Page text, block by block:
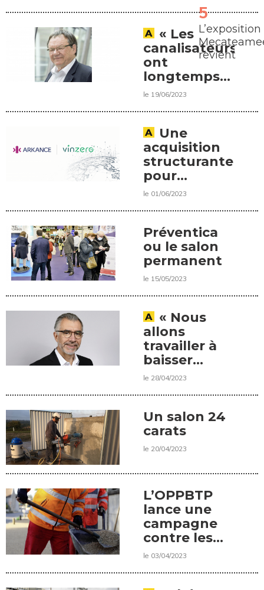
« Les
canalisateurs
ont
longtemps
prêché dans
Rampa,
président
des
Canalisateurs
le 19/06/2023
Une
acquisition
structurante
pour
Monnoyeur
le 01/06/2023
Préventica
ou le salon
permanent
le 15/05/2023
« Nous
allons
travailler à
baisser
l’empreinte
chantiers »,
Didier
Deschanel,
délégué de
Sogea
Environnement
le 28/04/2023
Un salon 24
carats
le 20/04/2023
L’OPPBTP
lance une
campagne
contre les
TMS
le 03/04/2023
L’exposition
revient